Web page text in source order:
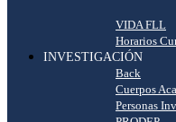
VIDA FLL
Horarios
INVESTIGACIÓN
Back
Cuerpos
Personas